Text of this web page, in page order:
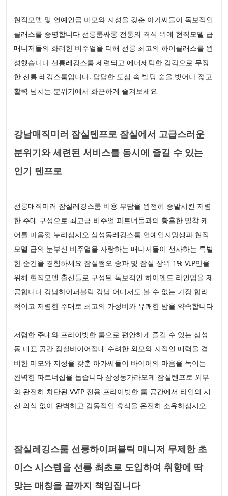
현직모델 및 연예인급 미모와 지성을 갖춘 아가씨들이 독보적인
클래스를 증명합니다 선릉룸싸롱 전통의 격식 위에 현직모델 급
매니저들의 화려한 비주얼을 더해 선릉 최고의 하이클래스를 완
성했습니다 선릉레깅스룸 세련되고 에너제틱한 감각으로 무장
한 선릉 레깅스룸입니다. 답답한 도심 속 빌딩 숲을 벗어나 젊고
활력 넘치는 분위기에서 화끈하게 즐겨보세요
강남매직미러 잠실텐프로 잠실에서 고급스러운
분위기와 세련된 서비스를 동시에 즐길 수 있는
인기 텐프로
선릉매직미러 잠실레깅스룸 비용 부담을 완전히 증발시킨 저렴
한 주대 구성으로 최고급 비주얼 파트너들과의 황홀한 밀착 케
어를 마음껏 누리십시오 삼성동레깅스룸 연예인지망생과 현직
모델 급의 눈부신 비주얼을 자랑하는 매니저들이 선사하는 특별
한 순간을 경험하세요 잠실쩜오 송파 및 잠실 상위 1% VIP만을
위해 현직모델 출신들로 구성된 독보적인 하이엔드 라인업을 제
공합니다 강남하이퍼블릭 강남 어디서도 볼 수 없는 가장 합리
적이고 저렴한 주대로 최고의 가성비와 유쾌한 밤을 약속합니다
저렴한 주대와 프라이빗한 룸으로 편안하게 즐길 수 있는 삼성
동 대표 공간 잠실바이어접대 수려한 외모와 지적인 매력을 겸
비한 미모와 지성을 갖춘 아가씨들이 바이어의 마음을 녹이는
완벽한 파트너십을 돕습니다 삼성동가라오케 잠실텐프로 외부
와 완전히 차단된 VVIP 전용 프라이빗한 룸 공간에서 타인의 시
선 의식 없이 완벽하고 감동적인 휴식을 온전히 소유하십시오
잠실레깅스룸 선릉하이퍼블릭 매니저 무제한 초
이스 시스템을 선릉 최초로 도입하여 취향에 딱
맞는 매칭을 끝까지 책임집니다